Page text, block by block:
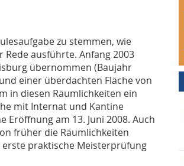
zu stemmen, wie
Rede ausführte. Anfang 2003
übernommen (Baujahr
einer überdachten Fläche von
in diesen Räumlichkeiten ein
mit Internat und Kantine
Eröffnung am 13. Juni 2008. Auch
früher die Räumlichkeiten
praktische Meisterprüfung